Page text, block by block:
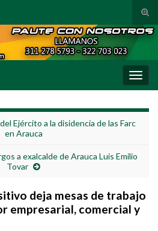
Ejército a la disidencia de las Farc
en Arauca
a exalcalde de Arauca Luis Emilio
Tovar
deja mesas de trabajo
empresarial, comercial y